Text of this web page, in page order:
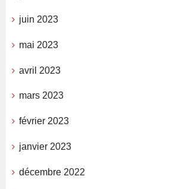
juin 2023
mai 2023
avril 2023
mars 2023
février 2023
janvier 2023
décembre 2022